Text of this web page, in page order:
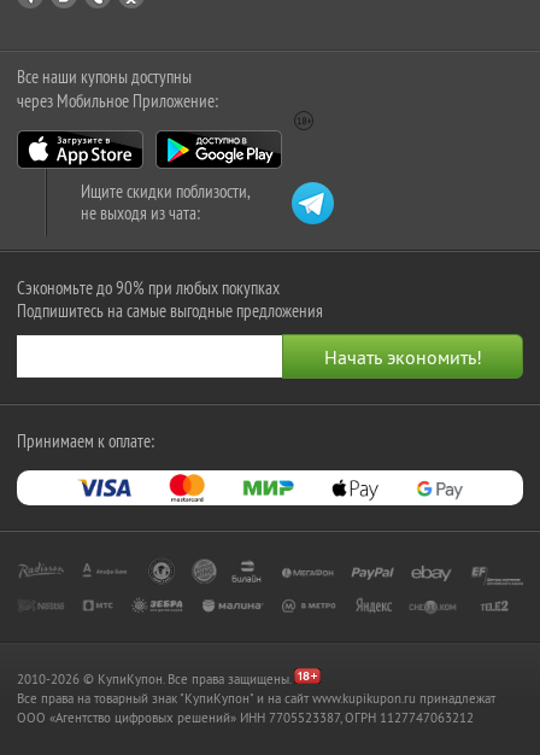
Все наши купоны доступны
через Мобильное Приложение:
Ищите скидки поблизости,
не выходя из чата:
Сэкономьте до 90% при любых покупках
Подпишитесь на самые выгодные предложения
Принимаем к оплате:
2010-2026 © КупиКупон. Все права защищены.
Все права на товарный знак "КупиКупон" и на сайт www.kupikupon.ru принадлежат
OOO «Агентство цифровых решений» ИНН 7705523387, ОГРН 1127747063212